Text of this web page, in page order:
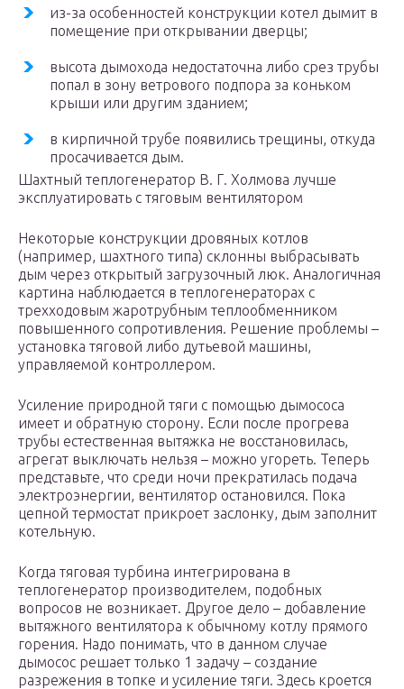
из-за особенностей конструкции котел дымит в
помещение при открывании дверцы;
высота дымохода недостаточна либо срез трубы
попал в зону ветрового подпора за коньком
крыши или другим зданием;
в кирпичной трубе появились трещины, откуда
просачивается дым.
Шахтный теплогенератор В. Г. Холмова лучше
эксплуатировать с тяговым вентилятором
Некоторые конструкции дровяных котлов
(например, шахтного типа) склонны выбрасывать
дым через открытый загрузочный люк. Аналогичная
картина наблюдается в теплогенераторах с
трехходовым жаротрубным теплообменником
повышенного сопротивления. Решение проблемы –
установка тяговой либо дутьевой машины,
управляемой контроллером.
Усиление природной тяги с помощью дымососа
имеет и обратную сторону. Если после прогрева
трубы естественная вытяжка не восстановилась,
агрегат выключать нельзя – можно угореть. Теперь
представьте, что среди ночи прекратилась подача
электроэнергии, вентилятор остановился. Пока
цепной термостат прикроет заслонку, дым заполнит
котельную.
Когда тяговая турбина интегрирована в
теплогенератор производителем, подобных
вопросов не возникает. Другое дело – добавление
вытяжного вентилятора к обычному котлу прямого
горения. Надо понимать, что в данном случае
дымосос решает только 1 задачу – создание
разрежения в топке и усиление тяги. Здесь кроется